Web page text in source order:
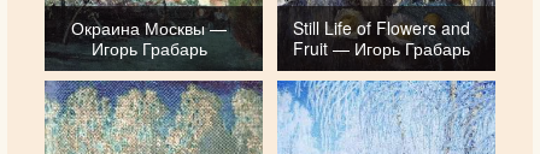
Окраина Москвы —
Игорь Грабарь
Still Life of Flowers and
Fruit — Игорь Грабарь